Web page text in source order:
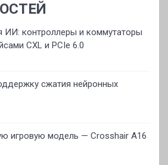
ИИ: контроллеры и коммутаторы
CXL и PCIe 6.0
сжатия нейронных
игровую модель — Crosshair A16